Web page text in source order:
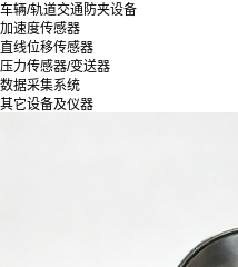
车辆/轨道交通防夹设备
加速度传感器
直线位移传感器
压力传感器/变送器
数据采集系统
其它设备及仪器